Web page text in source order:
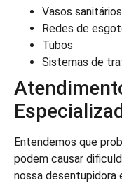
Vasos
Redes de
Tubos
Sistemas de
Entendemos que
podem causar
nossa desentupidora